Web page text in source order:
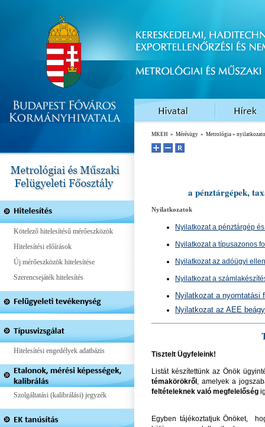
Kötelező hitelesítésű mérőeszközök
Hitelesítési előírások
Új mérőeszközök hitelesítése
Szerencsejáték hitelesítés
Hitelesítési engedélyek adatbázis
Szolgáltatási (kalibrálási) jegyzék
MKEH » Mérésügy » Metrológia »
a pénztárgépek,
Nyilatkozatok
Nyilatkozat a pénztárgép
Nyilatkozat a típusazonos
Nyilatkozat az adóügyi
Nyilatkozat a
Nyilatkozat a nyomtatási
Nyilatkozat az AEE
Tisztelt Ügyfeleink!
Listát készítettünk az Önök
témakörökről , amelyek a
feltételeknek való megfelelőség
Egyben tájékoztatjuk Önöket,